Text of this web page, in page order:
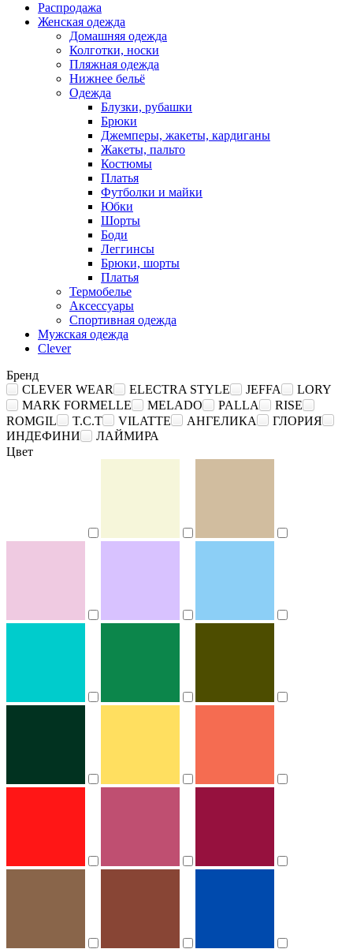
Распродажа
Женская одежда
Домашняя одежда
Колготки, носки
Пляжная одежда
Нижнее бельё
Одежда
Блузки, рубашки
Брюки
Джемперы, жакеты, кардиганы
Жакеты, пальто
Костюмы
Платья
Футболки и майки
Юбки
Шорты
Боди
Леггинсы
Брюки, шорты
Платья
Термобелье
Аксессуары
Спортивная одежда
Мужская одежда
Clever
Бренд
CLEVER WEAR
ELECTRA STYLE JEFFA
LORY
MARK FORMELLE
MELADO PALLA
RISE
ROMGIL
T.C.T VILATTE АНГЕЛИКА
ГЛОРИЯ
ИНДЕФИНИ
ЛАЙМИРА
Цвет